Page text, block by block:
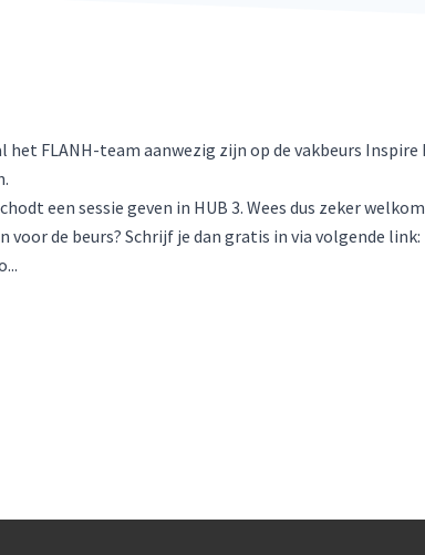
het FLANH-team aanwezig zijn op de vakbeurs Inspire
een sessie geven in HUB 3. Wees dus zeker
voor de beurs? Schrijf je dan gratis in via volgende link: